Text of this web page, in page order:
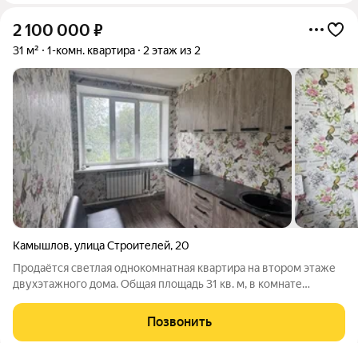
2 100 000 ₽
31 м² 1-комн. квартира 2 этаж из 2
Камышлов,улица Строителей, 20
Продаётся светлая однокомнатная квартира на втором этаже
двухэтажного дома. Общая площадь 31 кв. м, в комнате
Установлены пластиковые окна с хорошей тепло- и
звукоизоляцией. Квартира с чистовой
Позвонить